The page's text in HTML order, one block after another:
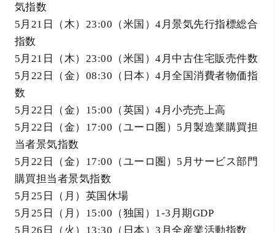
気指数
5月21日（木）23:00（米国）4月景気先行指標総合
指数
5月21日（木）23:00（米国）4月中古住宅販売件数
5月22日（金）08:30（日本）4月全国消費者物価指
数
5月22日（金）15:00（英国）4月小売売上高
5月22日（金）17:00（ユーロ圏）5月製造業購買担
当者景気指数
5月22日（金）17:00（ユーロ圏）5月サービス部門
購買担当者景気指数
5月25日（月）英国休場
5月25日（月）15:00（独国）1-3月期GDP
5月26日（火）13:30（日本）3月全産業活動指数